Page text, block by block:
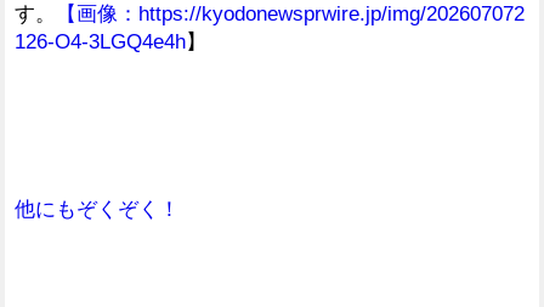
す。
【画像： https://kyodonewsprwire.jp/img/202607072
126-O4-3LGQ4e4h】
他にもぞくぞく！